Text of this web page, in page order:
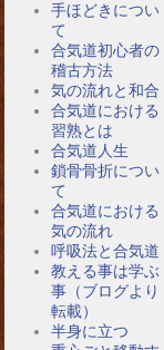
手ほどきについ
て
合気道初心者の
稽古方法
気の流れと和合
合気道における
習熟とは
合気道人生
鎖骨骨折につい
て
合気道における
気の流れ
呼吸法と合気道
教える事は学ぶ
事（ブログより
転載）
半身に立つ